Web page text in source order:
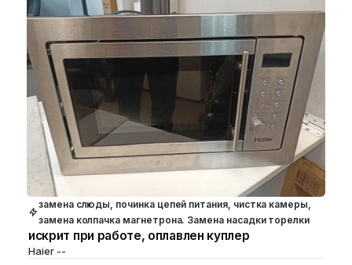
замена слюды, починка цепей питания, чистка камеры,
замена колпачка магнетрона. Замена насадки торелки
искрит при работе, оплавлен куплер
Haier --